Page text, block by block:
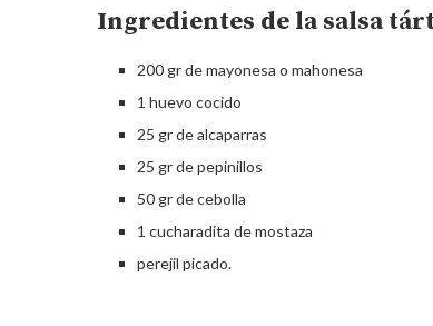
Ingredientes de la salsa
200 gr de mayonesa o mahonesa
1 huevo cocido
25 gr de alcaparras
25 gr de pepinillos
50 gr de cebolla
1 cucharadita de mostaza
perejil picado.